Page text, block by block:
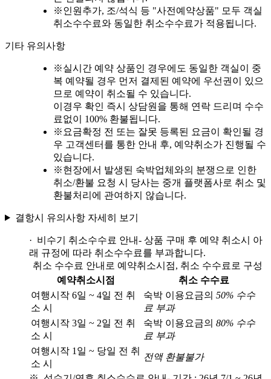
※인원추가, 조/석식 등 "사전예약상품" 모두 객실
취소수수료와 동일한 취소수수료가 적용됩니다.
기타 유의사항
※실시간 예약 상품인 경우에도 동일한 객실이 중
복 예약될 경우 먼저 결제된 예약에 우선권이 있으
므로 예약이 취소될 수 있습니다.
이경우 확인 즉시 상담원을 통해 연락 드리며 수수
료없이 100% 환불됩니다.
※ 요금확정 전 또는 잘못 등록된 요금이 확인될 경
우 고객센터를 통한 안내 후, 예약취소가 진행될 수
있습니다.
※현장에서 발생된 숙박업체와의 분쟁으로 인한
취소/환불 요청 시 당사는 중개 플랫폼사로 취소 및
환불처리에 관여하지 않습니다.
결항시 유의사항 자세히 보기
· 비수기 취소수수료 안내- 상품 구매 후 예약 취소시 아
래 규정에 따라 취소수수료를 부과합니다.
취소 수수료 안내로 예약취소시점, 취소 수수료로 구성
예약취소시점
취소 수수료
여행시작 6일 ~ 4일 전 취
소 시
숙박 이용요금의 50% 수수
료 부과
여행시작 3일 ~ 2일 전 취
소 시
숙박 이용요금의 80% 수수
료 부과
여행시작 1일 ~ 당일 전 취
소 시
전액 환불불가